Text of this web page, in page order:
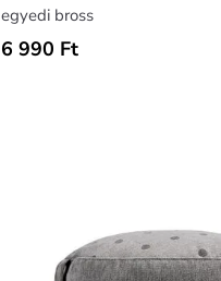
egyedi bross
6 990 Ft